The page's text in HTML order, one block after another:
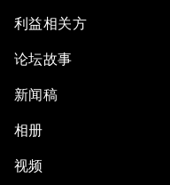
利益相关方
论坛故事
新闻稿
相册
视频